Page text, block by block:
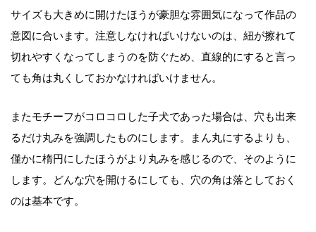
サイズも大きめに開けたほうが豪胆な雰囲気になって作品の
意図に合います。注意しなければいけないのは、紐が擦れて
切れやすくなってしまうのを防ぐため、直線的にすると言っ
ても角は丸くしておかなければいけません。
またモチーフがコロコロした子犬であった場合は、穴も出来
るだけ丸みを強調したものにします。まん丸にするよりも、
僅かに楕円にしたほうがより丸みを感じるので、そのように
します。どんな穴を開けるにしても、穴の角は落としておく
のは基本です。